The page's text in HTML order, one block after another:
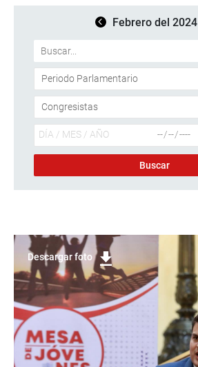
Febrero del 2024
Descargar foto